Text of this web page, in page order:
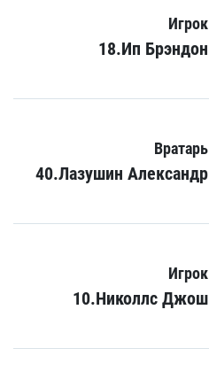
Игрок
18.Ип Брэндон
Вратарь
40.Лазушин Александр
Игрок
10.Николлс Джош